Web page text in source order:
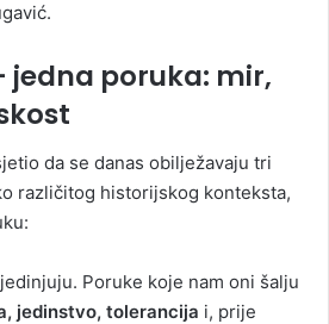
jedna poruka: mir,
da se danas obilježavaju tri
različitog historijskog konteksta,
Poruke koje nam oni šalju
jedinstvo, tolerancija i, prije